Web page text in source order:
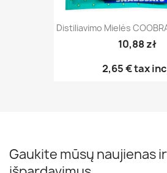
Distiliavimo Mielės
10,88 zł
2,65 €tax
Gaukite mūsų naujienas